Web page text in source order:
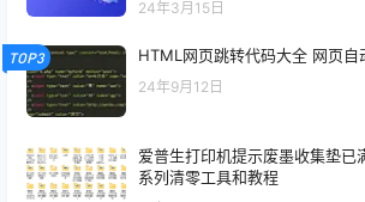
24年3月15日
TOP3 HTML网页跳转代码大全 网页自
24年9月12日
爱普生打印机提示废墨收集垫已
系列清零工具和教程